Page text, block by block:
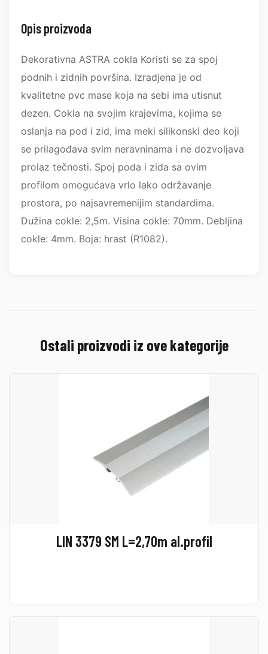
Opis proizvoda
Dekorativna ASTRA cokla Koristi se za spoj
podnih i zidnih površina. Izradjena je od
kvalitetne pvc mase koja na sebi ima utisnut
dezen. Cokla na svojim krajevima, kojima se
oslanja na pod i zid, ima meki silikonski deo koji
se prilagođava svim neravninama i ne dozvoljava
prolaz tečnosti. Spoj poda i zida sa ovim
profilom omogućava vrlo lako održavanje
prostora, po najsavremenijim standardima.
Dužina cokle: 2,5m. Visina cokle: 70mm. Debljina
cokle: 4mm. Boja: hrast (R1082).
Ostali proizvodi iz ove kategorije
LIN 3379 SM L=2,70m al.profil